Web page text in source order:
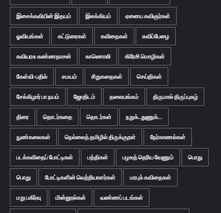
இசைக்கவியின் இதயம் இலக்கியம் ஏனைய கவிஞர்கள்
ஓவியங்கள் கட்டுரைகள் கவிதைகள் கவிப்பேழை
கவியரசு கண்ணதாசன் காணொலி கிரேசி மொழிகள்
கேள்வி-பதில் சமயம் சிறுகதைகள் செய்திகள்
சேக்கிழார் பா நயம் ஜோதிடம் தலையங்கம் திருமால் திருப்புகழ்
திரை தொடர்கதை தொடர்கள் நறுக்..துணுக்...
நுண்கலைகள் நெல்லைத் தமிழில் திருக்குறள் நேர்காணல்கள்
படக்கவிதைப் போட்டிகள் பத்திகள் பழகத் தெரிய வேணும் பொது
பொது போட்டிகளின் வெற்றியாளர்கள் மரபுக் கவிதைகள்
மறு பகிர்வு மின்னூல்கள் வண்ணப் படங்கள்